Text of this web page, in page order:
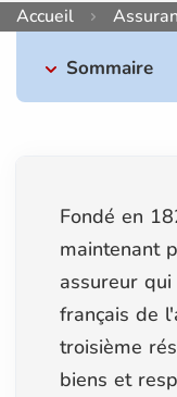
Accueil
Sommaire
Fondé en
maintenant
assureur
français de
troisième
biens et